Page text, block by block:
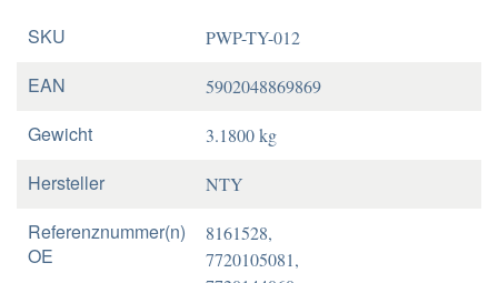
SKU PWP-TY-012
EAN 5902048869869
Gewicht 3.1800 kg
Hersteller NTY
Referenznummer(n)
OE
8161528,
7720105081,